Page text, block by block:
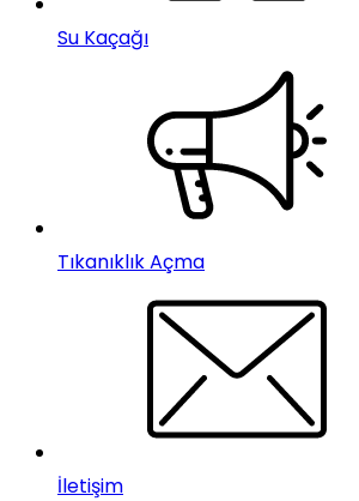
Su Kaçağı
Tıkanıklık Açma
İletişim